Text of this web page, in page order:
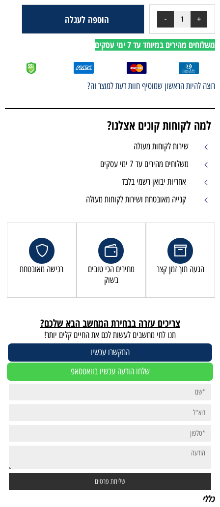
הוספה לעגלה
משלוחים מהירים במיוחד עד 7 ימי עסקים
רוצה להיות הראשון שמוסיף חוות דעת למוצר זה?
למה לקוחות קונים אצלנו?
שירות לקוחות מעולה
משלוחים מהירים עד 7 ימי עסקים
אחריות יבואן רשמי בלבד
קנייה מאובטחת ושירות לקוחות מעולה
הגעה תוך זמן קצר
מחירים הכי טובים
בשוק
רכישה מאובטחת
צריכים עזרה בבחירת המחשב הבא שלכם?
תנו לחי מחשבים לעשות לכם את החיים קלים יותר!
התקשרו עכשיו
שלחו הודעה עכשיו בוואטסאפ
כללי